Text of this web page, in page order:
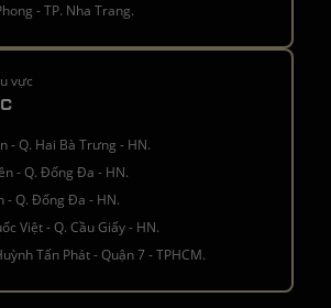
- TP. Nha Trang.
vực
- Q. Hai Bà Trưng - HN.
- Q. Đống Đa - HN.
- Q. Đống Đa - HN.
Việt - Q. Cầu Giấy - HN.
Tấn Phát - Quận 7 - TPHCM.